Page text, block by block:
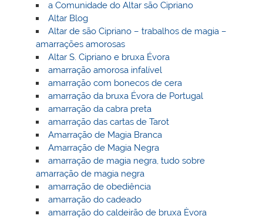
a Comunidade do Altar são Cipriano
Altar Blog
Altar de são Cipriano – trabalhos de magia –
amarrações amorosas
Altar S. Cipriano e bruxa Évora
amarração amorosa infalível
amarração com bonecos de cera
amarração da bruxa Évora de Portugal
amarração da cabra preta
amarração das cartas de Tarot
Amarração de Magia Branca
Amarração de Magia Negra
amarração de magia negra, tudo sobre
amarração de magia negra
amarração de obediência
amarração do cadeado
amarração do caldeirão de bruxa Èvora